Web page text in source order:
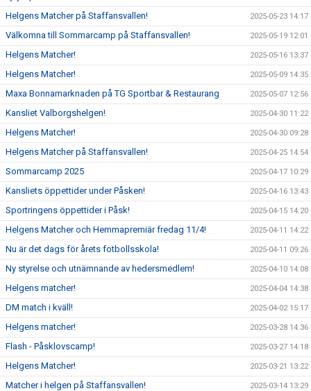
Helgens Matcher på Staffansvallen! 2025-05-23 14:17
Välkomna till Sommarcamp på Staffansvallen! 2025-05-19 12:01
Helgens Matcher! 2025-05-16 13:37
Helgens Matcher! 2025-05-09 14:35
Maxa Bonnamarknaden på TG Sportbar & Restaurang 2025-05-07 12:56
Kansliet Valborgshelgen! 2025-04-30 11:22
Helgens Matcher! 2025-04-30 09:28
Helgens Matcher på Staffansvallen! 2025-04-25 14:54
Sommarcamp 2025 2025-04-17 10:29
Kansliets öppettider under Påsken! 2025-04-16 13:43
Sportringens öppettider i Påsk! 2025-04-15 14:20
Helgens Matcher och Hemmapremiär fredag 11/4! 2025-04-11 14:22
Nu är det dags för årets fotbollsskola! 2025-04-11 09:26
Ny styrelse och utnämnande av hedersmedlem! 2025-04-10 14:08
Helgens matcher! 2025-04-04 14:38
DM match i kväll! 2025-04-02 15:17
Helgens matcher! 2025-03-28 14:36
Flash - Påsklovscamp! 2025-03-27 14:18
Helgens Matcher! 2025-03-21 13:22
Matcher i helgen på Staffansvallen! 2025-03-14 13:29